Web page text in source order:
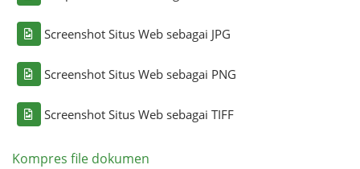
Screenshot Situs Web sebagai JPG
Screenshot Situs Web sebagai PNG
Screenshot Situs Web sebagai TIFF
Kompres file dokumen